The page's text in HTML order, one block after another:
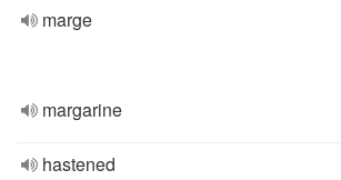
marge
margarine
hastened